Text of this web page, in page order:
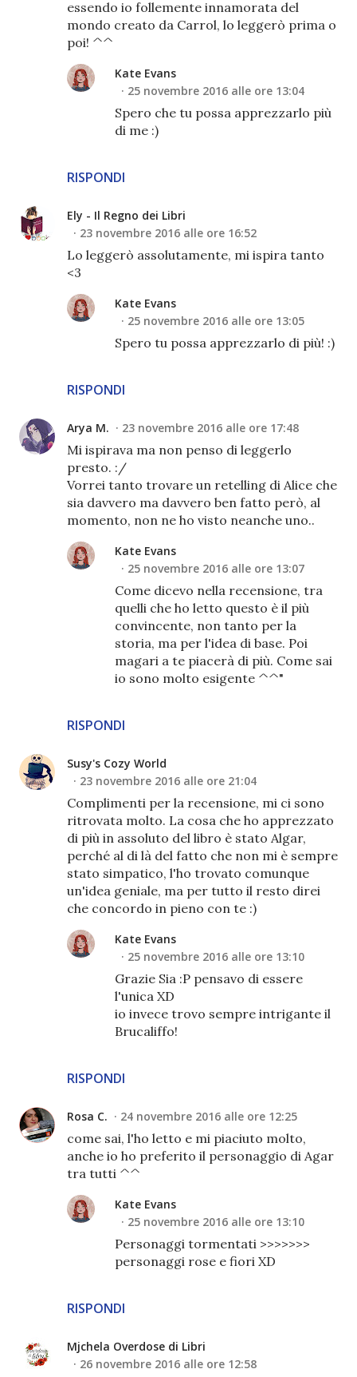
essendo io follemente innamorata del
mondo creato da Carrol, lo leggerò prima o
poi! ^^
RISPONDI
Kate Evans
25 novembre 2016 alle ore 13:04
Spero che tu possa apprezzarlo più
di me :)
Ely - Il Regno dei Libri
23 novembre 2016 alle ore 16:52
Lo leggerò assolutamente, mi ispira tanto
<3
RISPONDI
Kate Evans
25 novembre 2016 alle ore 13:05
Spero tu possa apprezzarlo di più! :)
Arya M. 23 novembre 2016 alle ore 17:48
Mi ispirava ma non penso di leggerlo
presto. :/
Vorrei tanto trovare un retelling di Alice che
sia davvero ma davvero ben fatto però, al
momento, non ne ho visto neanche uno..
RISPONDI
Kate Evans
25 novembre 2016 alle ore 13:07
Come dicevo nella recensione, tra
quelli che ho letto questo è il più
convincente, non tanto per la
storia, ma per l'idea di base. Poi
magari a te piacerà di più. Come sai
io sono molto esigente ^^"
Susy's Cozy World
23 novembre 2016 alle ore 21:04
Complimenti per la recensione, mi ci sono
ritrovata molto. La cosa che ho apprezzato
di più in assoluto del libro è stato Algar,
perché al di là del fatto che non mi è sempre
stato simpatico, l'ho trovato comunque
un'idea geniale, ma per tutto il resto direi
che concordo in pieno con te :)
RISPONDI
Kate Evans
25 novembre 2016 alle ore 13:10
Grazie Sia :P pensavo di essere
l'unica XD
io invece trovo sempre intrigante il
Brucaliffo!
Rosa C. 24 novembre 2016 alle ore 12:25
come sai, l'ho letto e mi piaciuto molto,
anche io ho preferito il personaggio di Agar
tra tutti ^^
RISPONDI
Kate Evans
25 novembre 2016 alle ore 13:10
Personaggi tormentati >>>>>>>
personaggi rose e fiori XD
Mjchela Overdose di Libri
26 novembre 2016 alle ore 12:58